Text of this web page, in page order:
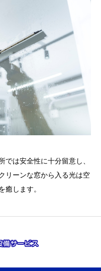
は安全性に十分留意し、
リーンな窓から入る光は空
癒します。